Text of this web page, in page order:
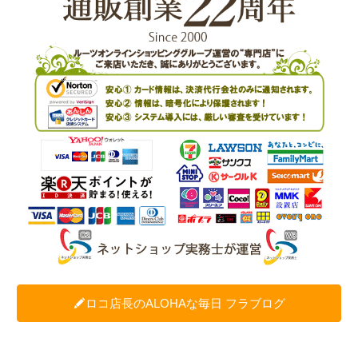
ロコ店長のALOHAな毎日 フラブログ